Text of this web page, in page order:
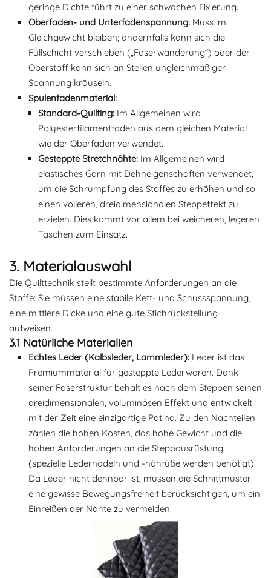
geringe Dichte führt zu einer schwachen Fixierung.
Oberfaden- und Unterfadenspannung: Muss im
Gleichgewicht bleiben; andernfalls kann sich die
Füllschicht verschieben („Faserwanderung“) oder der
Oberstoff kann sich an Stellen ungleichmäßiger
Spannung kräuseln.
Spulenfadenmaterial:
Standard-Quilting: Im Allgemeinen wird
Polyesterfilamentfaden aus dem gleichen Material
wie der Oberfaden verwendet.
Gesteppte Stretchnähte: Im Allgemeinen wird
elastisches Garn mit Dehneigenschaften verwendet,
um die Schrumpfung des Stoffes zu erhöhen und so
einen volleren, dreidimensionalen Steppeffekt zu
erzielen. Dies kommt vor allem bei weicheren, legeren
Taschen zum Einsatz.
3. Materialauswahl
Die Quilttechnik stellt bestimmte Anforderungen an die
Stoffe: Sie müssen eine stabile Kett- und Schussspannung,
eine mittlere Dicke und eine gute Stichrückstellung
aufweisen.
3.1 Natürliche Materialien
Echtes Leder (Kalbsleder, Lammleder): Leder ist das
Premiummaterial für gesteppte Lederwaren. Dank
seiner Faserstruktur behält es nach dem Steppen seinen
dreidimensionalen, voluminösen Effekt und entwickelt
mit der Zeit eine einzigartige Patina. Zu den Nachteilen
zählen die hohen Kosten, das hohe Gewicht und die
hohen Anforderungen an die Steppausrüstung
(spezielle Ledernadeln und -nähfüße werden benötigt).
Da Leder nicht dehnbar ist, müssen die Schnittmuster
eine gewisse Bewegungsfreiheit berücksichtigen, um ein
Einreißen der Nähte zu vermeiden.